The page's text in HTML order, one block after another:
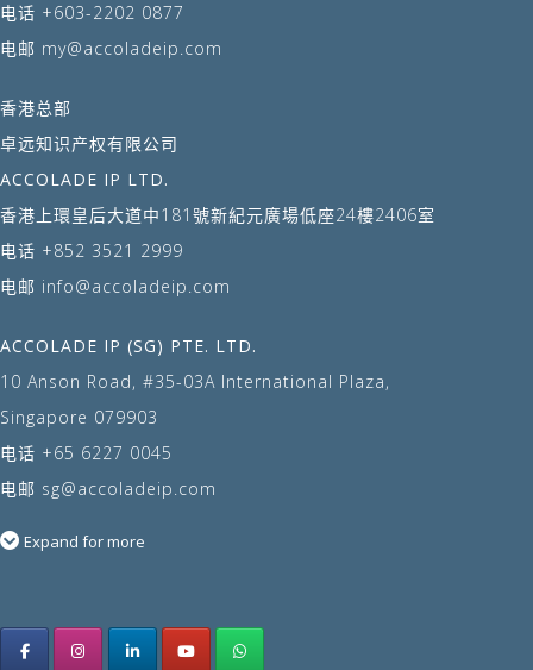
电话 +603-2202 0877
电邮 my@accoladeip.com
香港总部
卓远知识产权有限公司
ACCOLADE IP LTD.
香港上環皇后大道中181號新紀元廣場低座24樓2406室
电话 +852 3521 2999
电邮 info@accoladeip.com
ACCOLADE IP (SG) PTE. LTD.
10 Anson Road, #35-03A International Plaza,
Singapore 079903
电话 +65 6227 0045
电邮 sg@accoladeip.com
Expand for more